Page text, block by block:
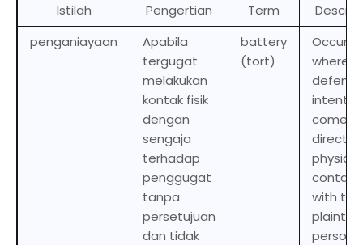
Istilah
Pengertian Term
penganiayaan
Apabila
tergugat
melakukan
kontak fisik
dengan
sengaja
terhadap
penggugat
tanpa
persetujuan
dan tidak
battery
(tort)
Occurs
where
comes
direct
physical
contact
with the
person